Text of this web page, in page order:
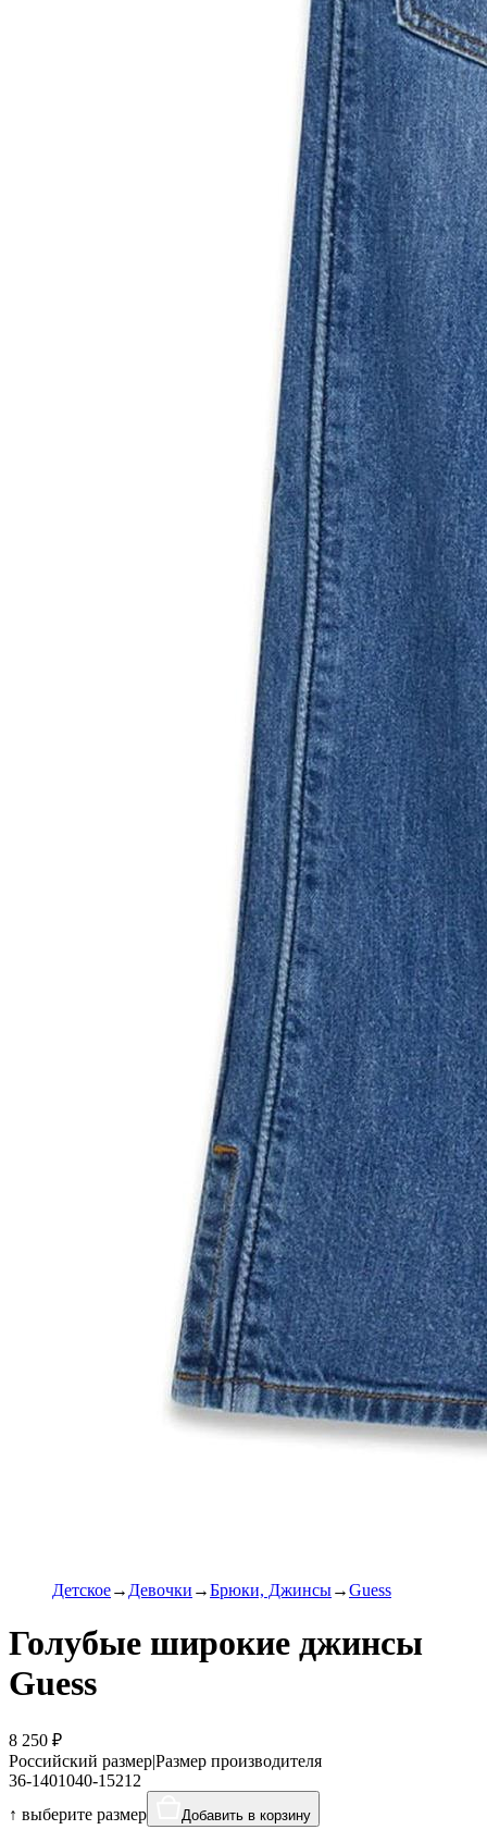
Детское Девочки Брюки, Джинсы Guess
Голубые широкие джинсы
Guess
8 250 ₽
Российский размер|Размер производителя
36-1401040-15212
↑ выберите размер
Добавить в корзину